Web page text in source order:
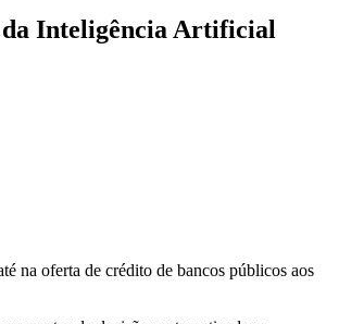
da Inteligência Artificial
na oferta de crédito de bancos públicos aos